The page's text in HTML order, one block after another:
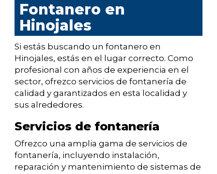
Fontanero en
Hinojales
Si estás buscando un fontanero en
Hinojales, estás en el lugar correcto. Como
profesional con años de experiencia en el
sector, ofrezco servicios de fontanería de
calidad y garantizados en esta localidad y
sus alrededores.
Servicios de fontanería
Ofrezco una amplia gama de servicios de
fontanería, incluyendo instalación,
reparación y mantenimiento de sistemas de